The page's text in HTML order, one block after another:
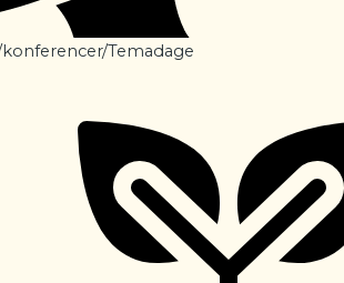
konferencer/Temadage